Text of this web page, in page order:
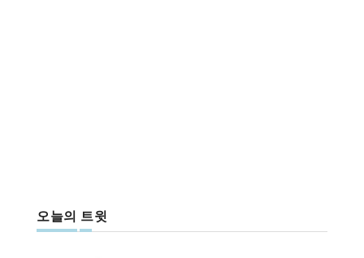
오늘의 트윗